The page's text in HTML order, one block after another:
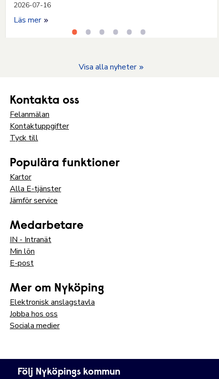
2026-07-16
Läs mer
Visa alla nyheter
Kontakta oss
Felanmälan
Kontaktuppgifter
Tyck till
Populära funktioner
Kartor
Alla E-tjänster
Jämför service
Medarbetare
IN - Intranät
Min lön
E-post
Mer om Nyköping
Elektronisk anslagstavla
Jobba hos oss
Sociala medier
Följ Nyköpings kommun